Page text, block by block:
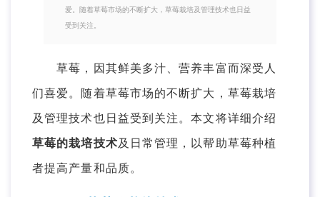
爱。随着草莓市场的不断扩大，草莓栽培及管理技术也日益
受到关注。
草莓，因其鲜美多汁、营养丰富而深受人
们喜爱。随着草莓市场的不断扩大，草莓栽培
及管理技术也日益受到关注。本文将详细介绍
草莓的栽培技术及日常管理，以帮助草莓种植
者提高产量和品质。